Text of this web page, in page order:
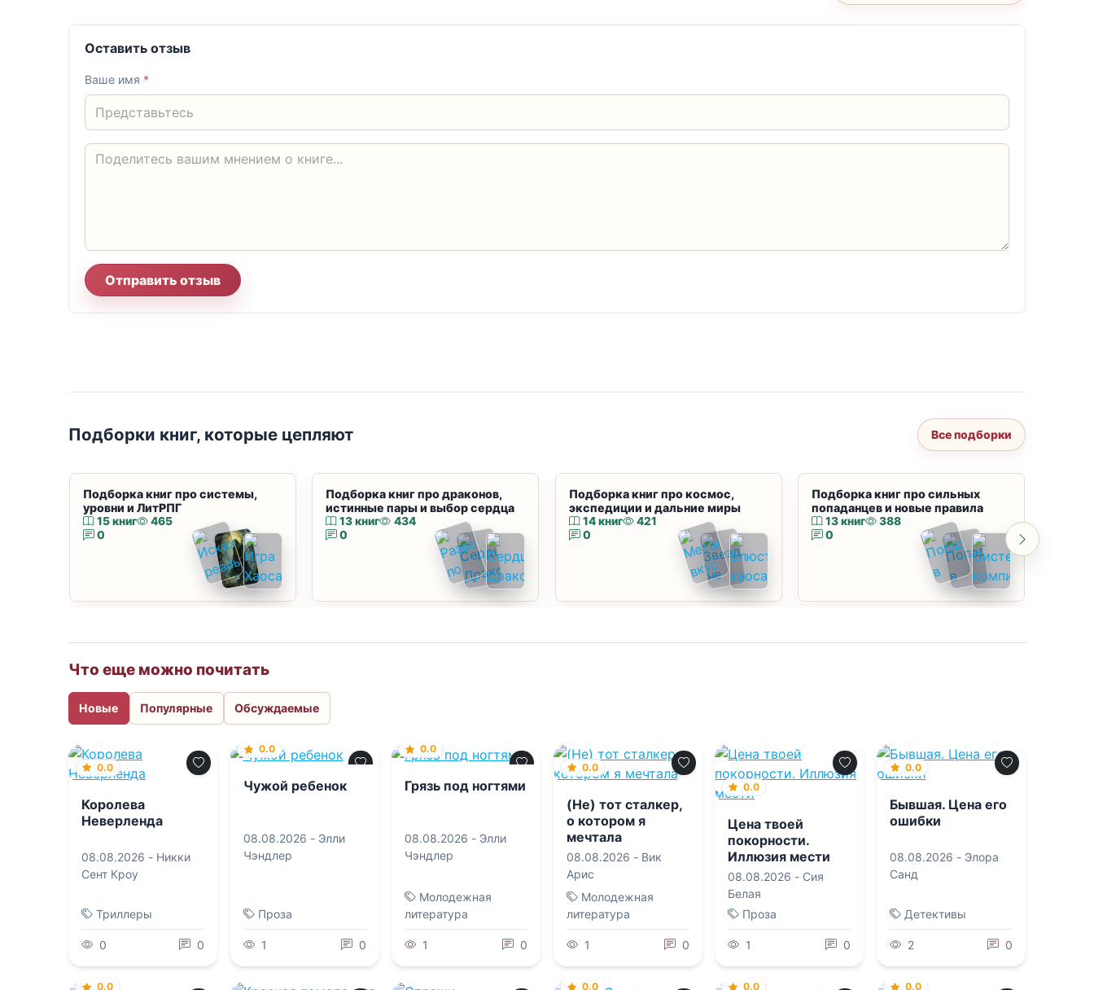
Оставить отзыв
Ваше имя *
Отправить отзыв
Подборки книг, которые цепляют Все подборки
Подборка книг про системы,
уровни и ЛитРПГ
15 книг
465
0
Подборка книг про драконов,
истинные пары и выбор сердца
13 книг
434
0
Подборка книг про космос,
экспедиции и дальние миры
14 книг
421
0
Подборка книг про сильных
попаданцев и новые правила
13 книг
388
0
Что еще можно почитать
Новые Популярные Обсуждаемые
0.0
Королева
Неверленда
08.08.2026 - Никки
Сент Кроу
Триллеры
0 0
0.0
Чужой ребенок
08.08.2026 - Элли
Чэндлер
Проза
1 0
0.0
Грязь под ногтями
08.08.2026 - Элли
Чэндлер
Молодежная
литература
1 0
0.0
(Не) тот сталкер,
о котором я
мечтала
08.08.2026 - Вик
Арис
Молодежная
литература
1 0
0.0
Цена твоей
покорности.
Иллюзия мести
08.08.2026 - Сия
Белая
Проза
1 0
0.0
Бывшая. Цена его
ошибки
08.08.2026 - Элора
Санд
Детективы
2 0
0.0 0.0 0.0 0.0